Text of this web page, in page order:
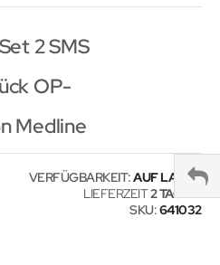
2 SMS
OP-
Medline
VERFÜGBARKEIT:AUF LAGER
LIEFERZEIT2 TAGE
SKU 641032